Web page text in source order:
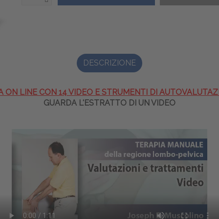
DESCRIZIONE
ON LINE CON 14 VIDEO E STRUMENTI DI
GUARDA L'ESTRATTO DI UN VIDEO